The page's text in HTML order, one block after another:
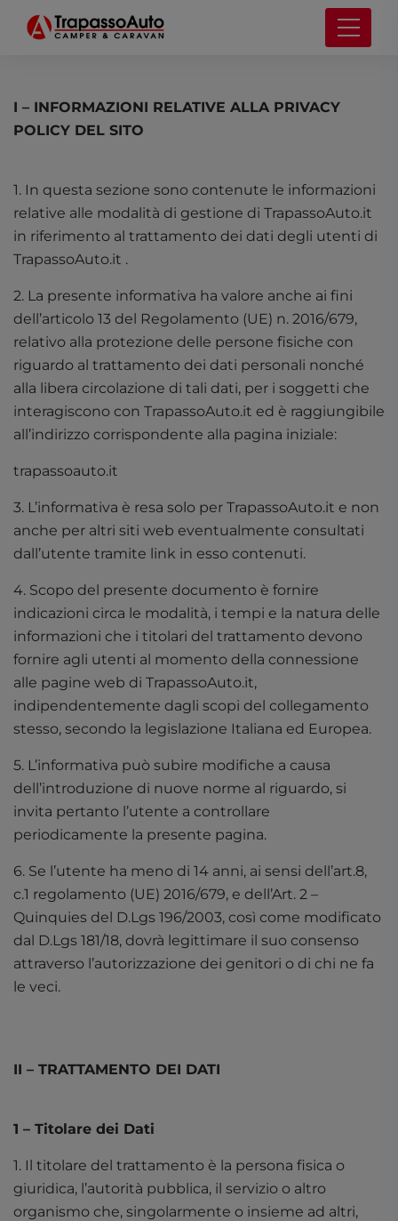
PRIVACY POLICY
I – INFORMAZIONI RELATIVE ALLA PRIVACY
POLICY DEL SITO
1. In questa sezione sono contenute le informazioni
relative alle modalità di gestione di TrapassoAuto.it
in riferimento al trattamento dei dati degli utenti di
TrapassoAuto.it .
2. La presente informativa ha valore anche ai fini
dell’articolo 13 del Regolamento (UE) n. 2016/679,
relativo alla protezione delle persone fisiche con
riguardo al trattamento dei dati personali nonché
alla libera circolazione di tali dati, per i soggetti che
interagiscono con TrapassoAuto.it ed è raggiungibile
all’indirizzo corrispondente alla pagina iniziale:
trapassoauto.it
3. L’informativa è resa solo per TrapassoAuto.it e non
anche per altri siti web eventualmente consultati
dall’utente tramite link in esso contenuti.
4. Scopo del presente documento è fornire
indicazioni circa le modalità, i tempi e la natura delle
informazioni che i titolari del trattamento devono
fornire agli utenti al momento della connessione
alle pagine web di TrapassoAuto.it,
indipendentemente dagli scopi del collegamento
stesso, secondo la legislazione Italiana ed Europea.
5. L’informativa può subire modifiche a causa
dell’introduzione di nuove norme al riguardo, si
invita pertanto l’utente a controllare
periodicamente la presente pagina.
6. Se l’utente ha meno di 14 anni, ai sensi dell’art.8,
c.1 regolamento (UE) 2016/679, e dell’Art. 2 –
Quinquies del D.Lgs 196/2003, così come modificato
dal D.Lgs 181/18, dovrà legittimare il suo consenso
attraverso l’autorizzazione dei genitori o di chi ne fa
le veci.
II – TRATTAMENTO DEI DATI
1 – Titolare dei Dati
1. Il titolare del trattamento è la persona fisica o
giuridica, l’autorità pubblica, il servizio o altro
organismo che, singolarmente o insieme ad altri,